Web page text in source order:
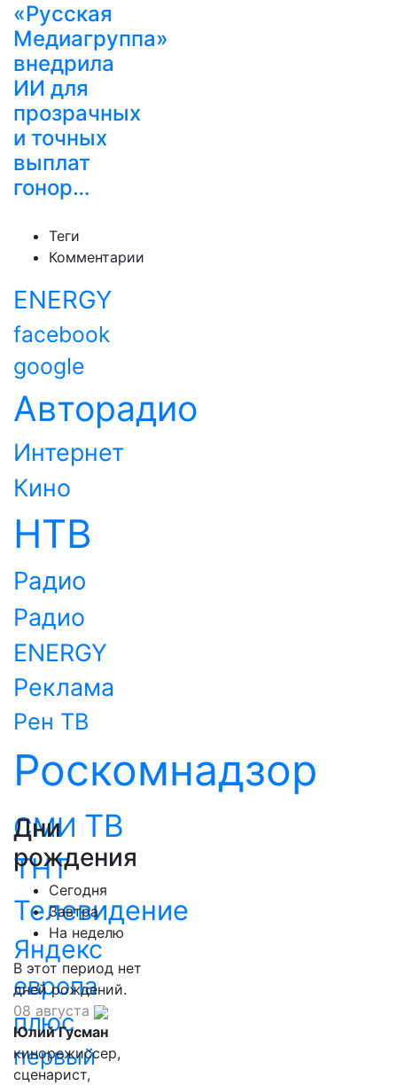
«Русская
Медиагруппа»
внедрила
ИИ для
прозрачных
и точных
выплат
гонор…
Теги
Комментарии
ENERGY
facebook
google
Авторадио
Интернет
Кино
НТВ
Радио
Радио
ENERGY
Реклама
Рен ТВ
Роскомнадзор
СМИ ТВ
ТНТ
Телевидение
Яндекс
европа
плюс
первый
Дни
рождения
Сегодня
Завтра
На неделю
В этот период нет
дней рождений.
08 августа
Юлий Гусман
кинорежиссер,
сценарист,